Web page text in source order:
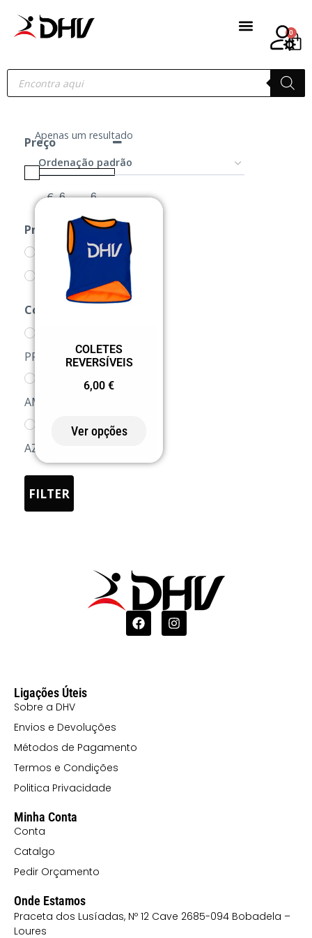
0
Preço
€ -
Produtos
ACESSÓRIOS
COLETES
Cor
PRETO/BRANCO
AMARELO/VERMELHO
AZUL/LARANJA
FILTER
Apenas um resultado
COLETES
REVERSÍVEIS
6,00 €
Ver opções
Ligações Úteis
Sobre a DHV
Envios e Devoluções
Métodos de Pagamento
Termos e Condições
Politica Privacidade
Minha Conta
Conta
Catalgo
Pedir Orçamento
Onde Estamos
Praceta dos Lusíadas, Nº 12 Cave 2685-094 Bobadela –
Loures